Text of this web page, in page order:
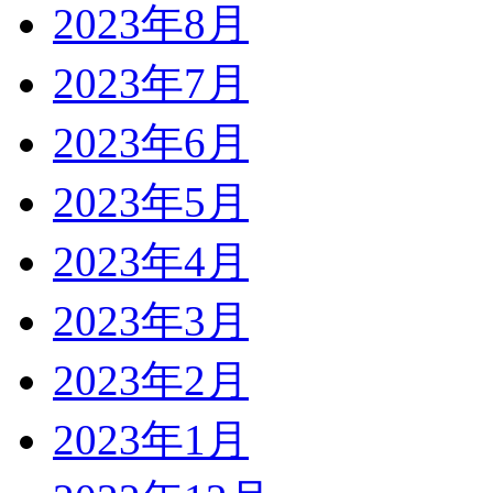
2023年8月
2023年7月
2023年6月
2023年5月
2023年4月
2023年3月
2023年2月
2023年1月